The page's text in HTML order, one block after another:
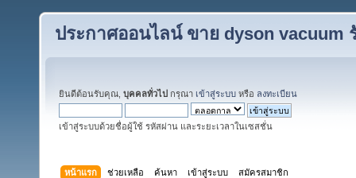
ประกาศออนไลน์ ขาย dyson vacuum
ยินดีต้อนรับคุณ, บุคคลทั่วไป กรุณา เข้าสู่ระบบ หรือ ลงทะเบียน
เข้าสู่ระบบด้วยชื่อผู้ใช้ รหัสผ่าน และระยะเวลาในเซสชั่น
หน้าแรก ช่วยเหลือ ค้นหา เข้าสู่ระบบ สมัครสมาชิก